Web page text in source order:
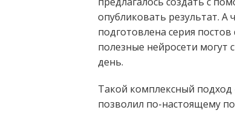
опубликовать результат. А
подготовлена серия
полезные нейросети
день.
Такой комплексный
позволил по-настоящему